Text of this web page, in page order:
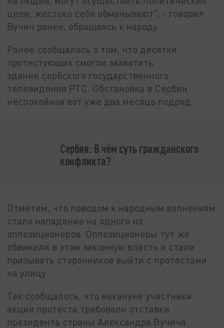
цели, жестоко себя обманывают", - говорил
Вучич ранее, обращаясь к народу.
Ранее сообщалось о том, что десятки
протестующих смогли захватить
здание сербского государственного
телевидения РТС. Обстановка в Сербии
неспокойная вот уже два месяца подряд.
Сербия: В чём суть гражданского
конфликта?
Отметим, что поводом к народным волнениям
стало нападение на одного из
оппозиционеров. Оппозиционеры тут же
обвинили в этом законную власть и стали
призывать сторонников выйти с протестами
на улицу.
Так сообщалось, что накануне участники
акции протеста требовали отставки
президента страны Александра Вучича.